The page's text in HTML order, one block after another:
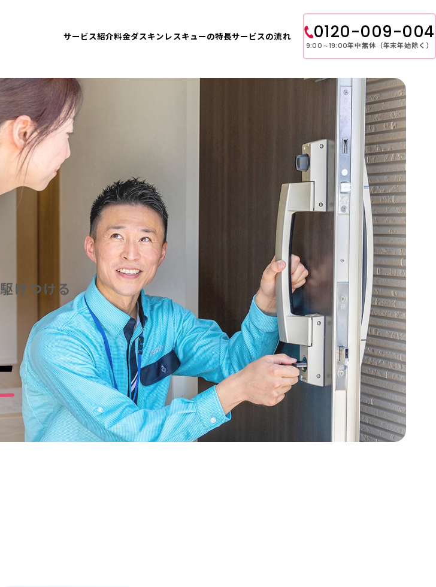
0120-009-004
9:00～19:00年中無休（年末年始除く）
サービス紹介料金ダスキンレスキューの特長サービスの流れ
駆けつける